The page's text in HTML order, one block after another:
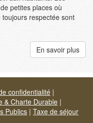
petites places où
respectée sont
En savoir plus
confidentialité |
& Charte Durable |
Publics | Taxe de séjour